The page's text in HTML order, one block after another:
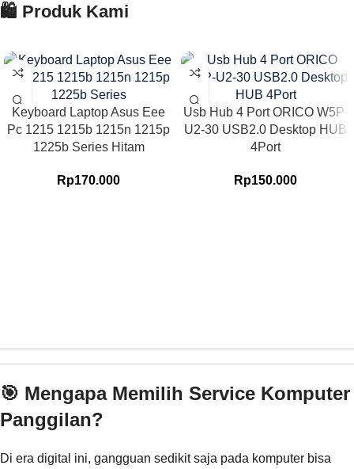
🛍️ Produk Kami
Keyboard Laptop Asus Eee
Pc 1215 1215b 1215n 1215p
1225b Series Hitam
Rp170.000
Usb Hub 4 Port ORICO W5P-
U2-30 USB2.0 Desktop HUB
4Port
Rp150.000
🎯 Mengapa Memilih Service Komputer
Panggilan?
Di era digital ini, gangguan sedikit saja pada komputer bisa